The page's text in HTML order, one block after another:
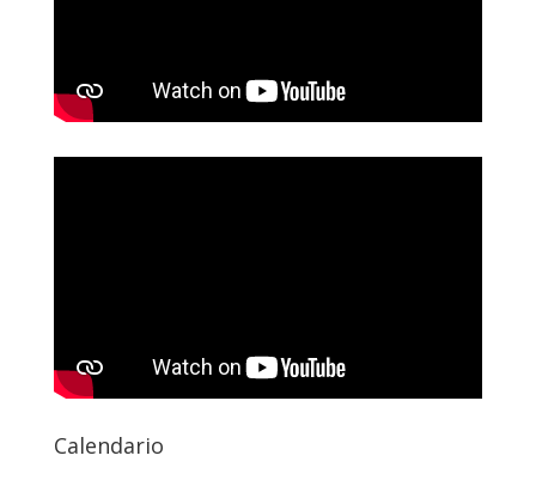
Calendario